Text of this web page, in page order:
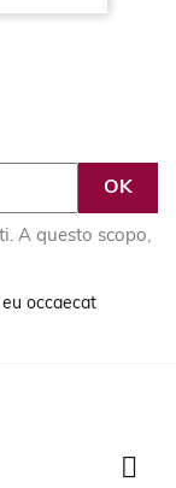
A questo scopo,
occaecat
